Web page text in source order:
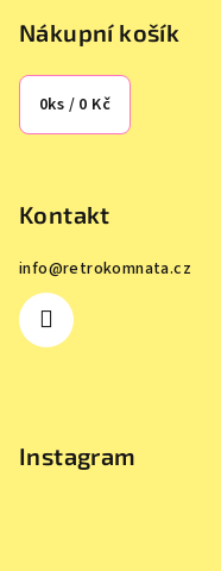
Nákupní košík
0ks / 0 Kč
Kontakt
info@retrokomnata.cz
Instagram